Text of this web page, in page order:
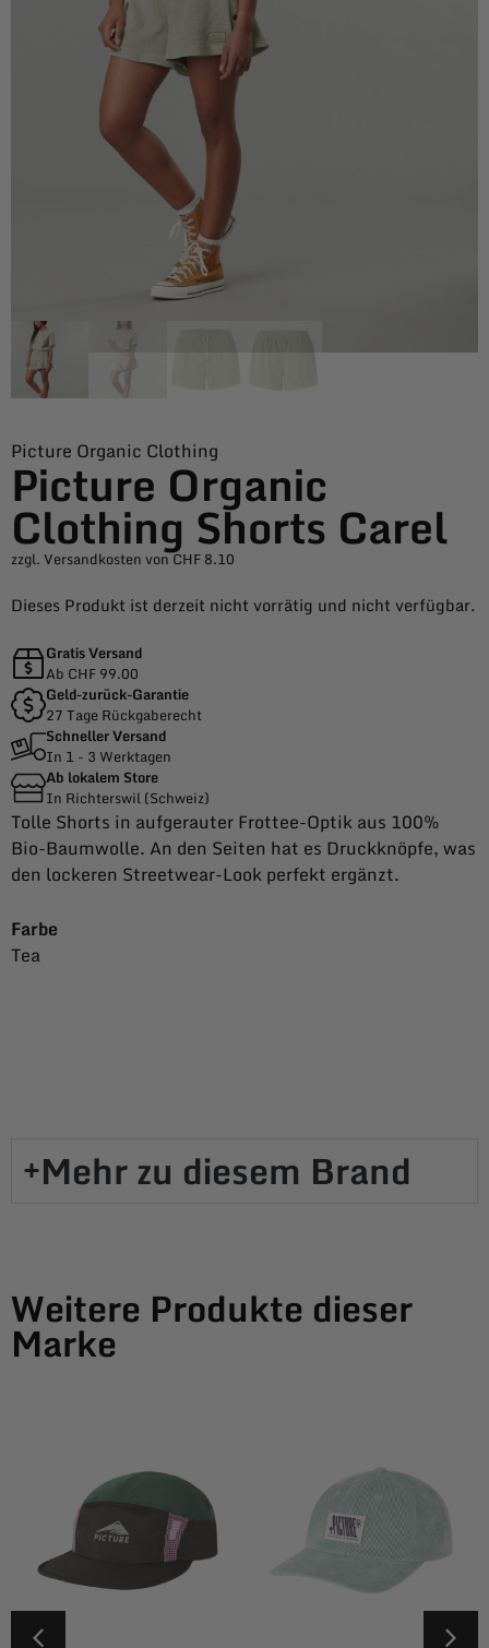
Picture Organic Clothing
Picture Organic
Clothing Shorts Carel
zzgl. Versandkosten von CHF 8.10
Dieses Produkt ist derzeit nicht vorrätig und nicht verfügbar.
Gratis Versand
Ab CHF 99.00
Geld-zurück-Garantie
27 Tage Rückgaberecht
Schneller Versand
In 1 - 3 Werktagen
Ab lokalem Store
In Richterswil (Schweiz)
Tolle Shorts in aufgerauter Frottee-Optik aus 100%
Bio-Baumwolle. An den Seiten hat es Druckknöpfe, was
den lockeren Streetwear-Look perfekt ergänzt.
Farbe
Tea
Mehr zu diesem Brand​
Weitere Produkte dieser
Marke